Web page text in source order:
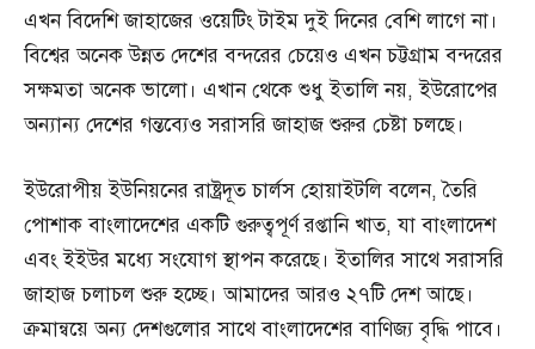
এখন বিদেশি জাহাজের ওয়েটিং টাইম দুই দিনের বেশি লাগে না।
বিশ্বের অনেক উন্নত দেশের বন্দরের চেয়েও এখন চট্টগ্রাম বন্দরের
সক্ষমতা অনেক ভালো। এখান থেকে শুধু ইতালি নয়, ইউরোপের
অন্যান্য দেশের গন্তব্যেও সরাসরি জাহাজ শুরুর চেষ্টা চলছে।
ইউরোপীয় ইউনিয়নের রাষ্ট্রদূত চার্লস হোয়াইটলি বলেন, তৈরি
পোশাক বাংলাদেশের একটি গুরুত্বপূর্ণ রপ্তানি খাত, যা বাংলাদেশ
এবং ইইউর মধ্যে সংযোগ স্থাপন করেছে। ইতালির সাথে সরাসরি
জাহাজ চলাচল শুরু হচ্ছে। আমাদের আরও ২৭টি দেশ আছে।
ক্রমান্বয়ে অন্য দেশগুলোর সাথে বাংলাদেশের বাণিজ্য বৃদ্ধি পাবে।